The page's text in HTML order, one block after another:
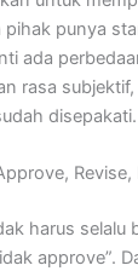
pihak punya
ada
rasa
disepakati.
harus selalu
approve”.